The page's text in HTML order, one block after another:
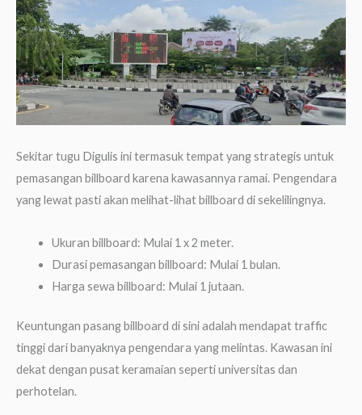
Sekitar tugu Digulis ini termasuk tempat yang strategis untuk
pemasangan billboard karena kawasannya ramai. Pengendara
yang lewat pasti akan melihat-lihat billboard di sekelilingnya.
Ukuran billboard: Mulai 1 x 2 meter.
Durasi pemasangan billboard: Mulai 1 bulan.
Harga sewa billboard: Mulai 1 jutaan.
Keuntungan pasang billboard di sini adalah mendapat traffic
tinggi dari banyaknya pengendara yang melintas. Kawasan ini
dekat dengan pusat keramaian seperti universitas dan
perhotelan.